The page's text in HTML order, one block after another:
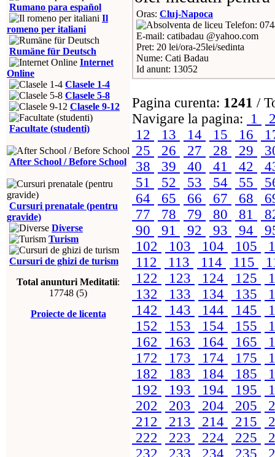
Rumano para español
Il
romeno per italiani
Rumäne für Deutsch
Internet
Online
Clasele 1-4
Clasele 5-8
Clasele 9-12
Facultate (studenti)
After School / Before School
Cursuri prenatale (pentru
gravide)
Diverse
Turism
Cursuri de ghizi de turism
Total anunturi Meditatii:
17748 (5)
Proiecte de licenta
Oras: Cluj-Napoca
Telefon:
E-mail: catibadau @yahoo.com
Pret: 20 lei/ora-25lei/sedinta
Nume: Cati Badau
Id anunt: 13052
Pagina curenta: 1241 /
Navigare la pagina: 1
12
13 14 15 16
25
26 27 28 29
38
39 40 41 42
51
52 53 54 55
64
65 66 67 68
77
78 79 80 81
90
91 92 93 94
102
103 104 105
112
113 114 115
122
123 124 125
132
133 134 135
142
143 144 145
152
153 154 155
162
163 164 165
172
173 174 175
182
183 184 185
192
193 194 195
202
203 204 205
212
213 214 215
222
223 224 225
232
233 234 235